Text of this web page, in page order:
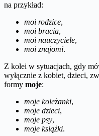
na przykład:
moi rodzice,
moi bracia,
moi nauczyciele,
moi znajomi.
Z kolei w sytuacjach, gdy
wyłącznie z kobiet, dzieci,
formy moje:
moje koleżanki,
moje dzieci,
moje psy,
moje książki.